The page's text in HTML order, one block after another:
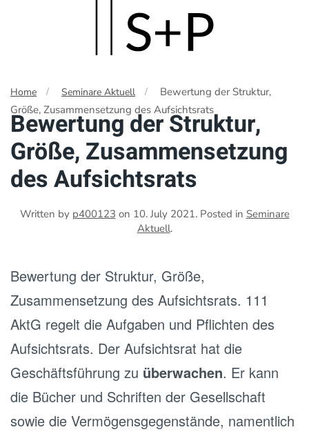
main
content
Home Seminare Aktuell
Bewertung der Struktur,
Größe, Zusammensetzung des Aufsichtsrats
Bewertung der Struktur,
Größe, Zusammensetzung
des Aufsichtsrats
Written by p400123 on 10. July 2021. Posted in Seminare
Aktuell.
Bewertung der Struktur, Größe,
Zusammensetzung des Aufsichtsrats. 111
AktG regelt die Aufgaben und Pflichten des
Aufsichtsrats. Der Aufsichtsrat hat die
Geschäftsführung zu überwachen. Er kann
die Bücher und Schriften der Gesellschaft
sowie die Vermögensgegenstände, namentlich